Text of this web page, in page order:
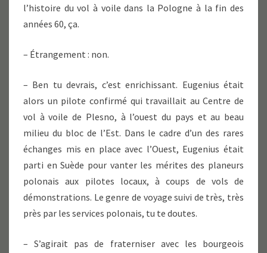
l’histoire du vol à voile dans la Pologne à la fin des
années 60, ça.
– Étrangement : non.
– Ben tu devrais, c’est enrichissant. Eugenius était
alors un pilote confirmé qui travaillait au Centre de
vol à voile de Plesno, à l’ouest du pays et au beau
milieu du bloc de l’Est. Dans le cadre d’un des rares
échanges mis en place avec l’Ouest, Eugenius était
parti en Suède pour vanter les mérites des planeurs
polonais aux pilotes locaux, à coups de vols de
démonstrations. Le genre de voyage suivi de très, très
près par les services polonais, tu te doutes.
– S’agirait pas de fraterniser avec les bourgeois